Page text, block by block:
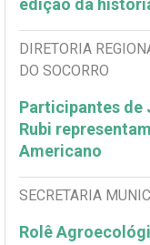
edição da
DIRETORIA
DO SOCORRO
Participantes de
Rubi
Americano
SECRETARIA
Rolê